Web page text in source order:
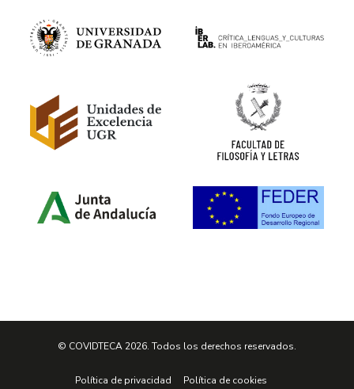
© COVIDTECA 2026. Todos los derechos reservados.
Política de privacidad Política de cookies